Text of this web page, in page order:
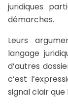
juridiques
démarches.
Leurs
langage
d’autres
c’est
signal clair